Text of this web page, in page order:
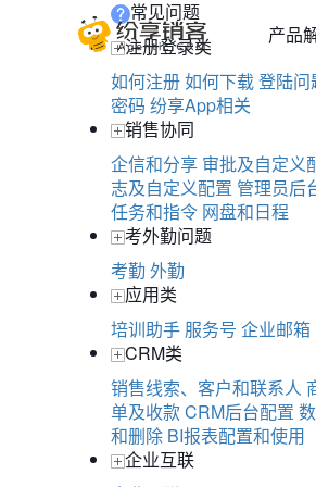
产品
常见问题
注册登录类
如何注册如何下载登陆问
密码 纷享App相关
销售协同
企信和分享 审批及自定义
志及自定义配置 管理员后
任务和指令 网盘和日程
考外勤问题
考勤外勤
应用类
培训助手 服务号 企业邮箱
CRM类
销售线索、客户和联系人
单及收款CRM后台配置
和删除 BI报表配置和使用
企业互联